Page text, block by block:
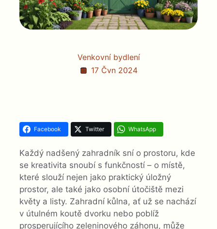
Venkovní bydlení
17 Čvn 2024
Facebook Twitter WhatsApp
Každý nadšený zahradník sní o prostoru, kde
se kreativita snoubí s funkčností – o místě,
které slouží nejen jako praktický úložný
prostor, ale také jako osobní útočiště mezi
květy a listy. Zahradní kůlna, ať už se nachází
v útulném koutě dvorku nebo poblíž
prosperujícího zeleninového záhonu, může